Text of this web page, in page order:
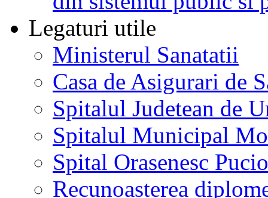
Legaturi utile
Ministerul Sanatatii
Casa de Asigurari de
Spitalul Judetean de
Spitalul Municipal
Spital Orasenesc
Recunoasterea